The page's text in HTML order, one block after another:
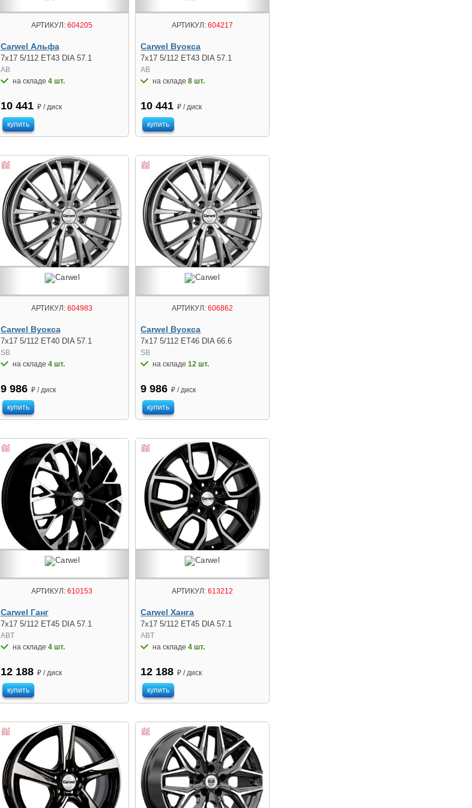
АРТИКУЛ: 604205
Carwel Альфа
7x17 5/112 ET43 DIA 57.1
AB
на складе 4 шт.
10 441 ₽ / диск
купить
АРТИКУЛ: 604217
Carwel Вуокса
7x17 5/112 ET43 DIA 57.1
AB
на складе8 шт.
10 441 ₽ / диск
купить
АРТИКУЛ: 604983
Carwel Вуокса
7x17 5/112 ET40 DIA 57.1
SB
на складе 4 шт.
9 986 ₽ / диск
купить
АРТИКУЛ: 606862
Carwel Вуокса
7x17 5/112 ET46 DIA 66.6
SB
на складе12 шт.
9 986 ₽ / диск
купить
АРТИКУЛ: 610153
Carwel Ганг
7x17 5/112 ET45 DIA 57.1
ABT
на складе 4 шт.
12 188 ₽ / диск
купить
АРТИКУЛ: 613212
Carwel Ханга
7x17 5/112 ET45 DIA 57.1
ABT
на складе4 шт.
12 188 ₽ / диск
купить